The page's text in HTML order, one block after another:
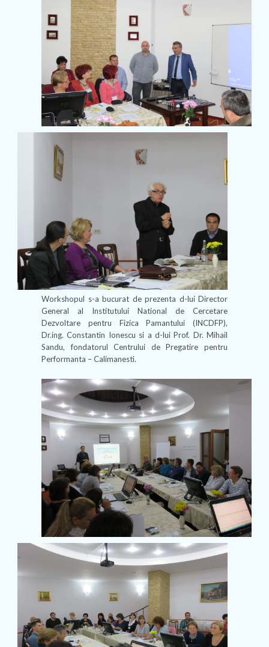
Workshopul s-a bucurat de prezenta d-lui Director
General al Institutului National de Cercetare
Dezvoltare pentru Fizica Pamantului (INCDFP),
Dr.ing. Constantin Ionescu si a d-lui Prof. Dr. Mihail
Sandu, fondatorul Centrului de Pregatire pentru
Performanta – Calimanesti.